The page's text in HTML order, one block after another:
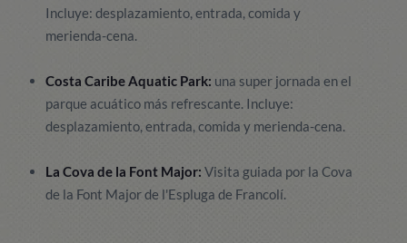
Incluye: desplazamiento, entrada, comida y
merienda-cena.
Costa Caribe Aquatic Park: una super jornada en el
parque acuático más refrescante. Incluye:
desplazamiento, entrada, comida y merienda-cena.
La Cova de la Font Major: Visita guiada por la Cova
de la Font Major de l'Espluga de Francolí.